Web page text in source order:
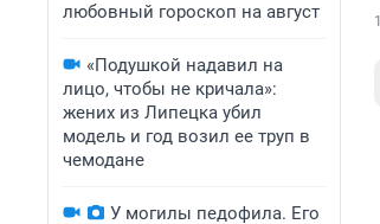
любовный гороскоп на август
«Подушкой надавил на
лицо, чтобы не кричала»:
жених из Липецка убил
модель и год возил ее труп в
чемодане
У могилы педофила. Его